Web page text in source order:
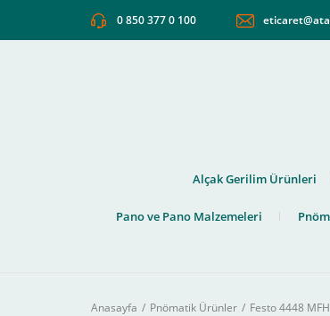
0 850 377 0 100
Alçak Gerilim Ürünleri
Pano ve Pano Malzemeleri
Anasayfa Pnömatik Ürünler Festo 4448